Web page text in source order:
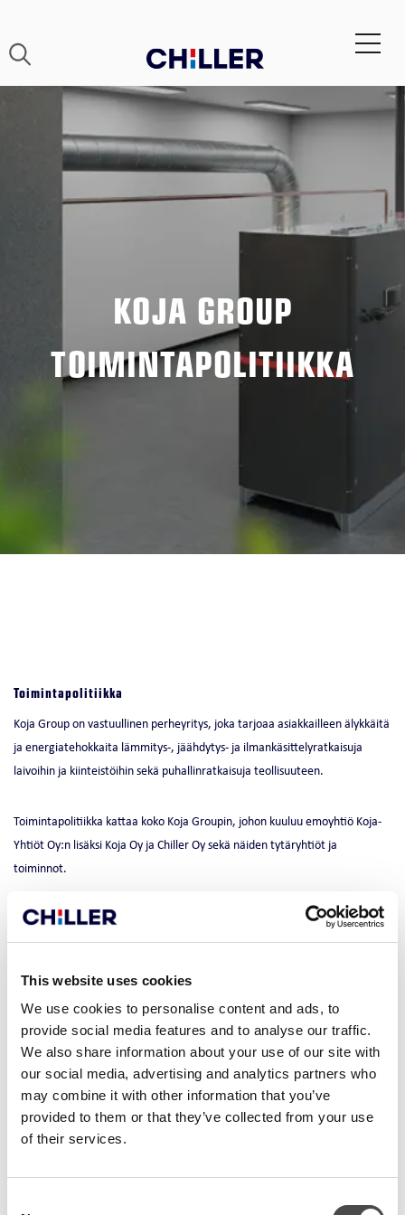
This website uses cookies
We use cookies to personalise content and ads, to
provide social media features and to analyse our traffic.
We also share information about your use of our site with
our social media, advertising and analytics partners who
may combine it with other information that you’ve
provided to them or that they’ve collected from your use
of their services.
KOJA GROUP
TOIMINTAPOLITIIKKA
Toimintapolitiikka
Koja Group on vastuullinen perheyritys, joka tarjoaa asiakkailleen älykkäitä
ja energiatehokkaita lämmitys-, jäähdytys- ja ilmankäsittelyratkaisuja
laivoihin ja kiinteistöihin sekä puhallinratkaisuja teollisuuteen.
Toimintapolitiikka kattaa koko Koja Groupin, johon kuuluu emoyhtiö Koja-
Yhtiöt Oy:n lisäksi Koja Oy ja Chiller Oy sekä näiden tytäryhtiöt ja
toiminnot.
Haluamme turvata liiketoiminnan jatkuvuuden ja kannattavan kasvun.
Haluamme yrityksenä olla edistyksellinen, tunnettu kyvystämme ja
ja ympäristöasioista. Yrityksen johto asettaa päämäärät ja seuraa niiden
toteutumista sekä resurssien riittävyyttä. Nämä päämäärät ohjaavat
päätöksentekoamme ja toimintaamme. Henkilöstön osaamisella on
keskeinen osuus päämääriemme toteutuksessa.
Toimimme avoimessa vuorovaikutuksessa sidosryhmiemme kanssa.
Yhteistyössä edellytämme sidosryhmiämme noudattamaan ja tukemaan
ympäristövaatimuksiamme, omien päämääriemme tueksi.